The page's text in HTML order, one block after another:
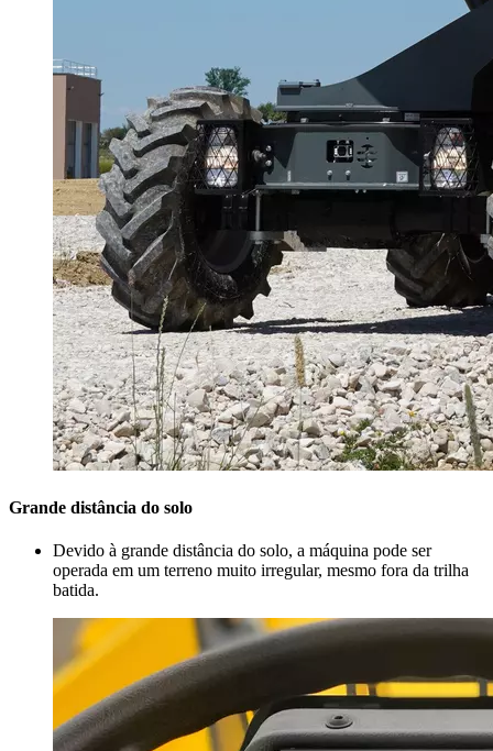
Grande distância do solo
Devido à grande distância do solo, a máquina pode ser
operada em um terreno muito irregular, mesmo fora da trilha
batida.